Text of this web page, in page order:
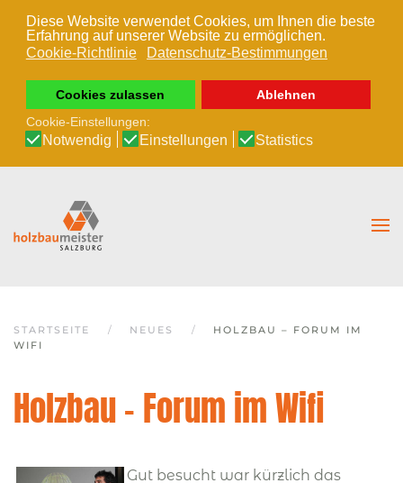
Diese Website verwendet Cookies, um Ihnen die beste
Erfahrung auf unserer Website zu ermöglichen.
Cookie-Richtlinie
Datenschutz-Bestimmungen
Cookies zulassen
Ablehnen
Cookie-Einstellungen:
Notwendig Einstellungen Statistics
Zum Hauptinhalt springen
STARTSEITE NEUES
HOLZBAU – FORUM IM
WIFI
Holzbau – Forum im Wifi
Gut besucht war kürzlich das